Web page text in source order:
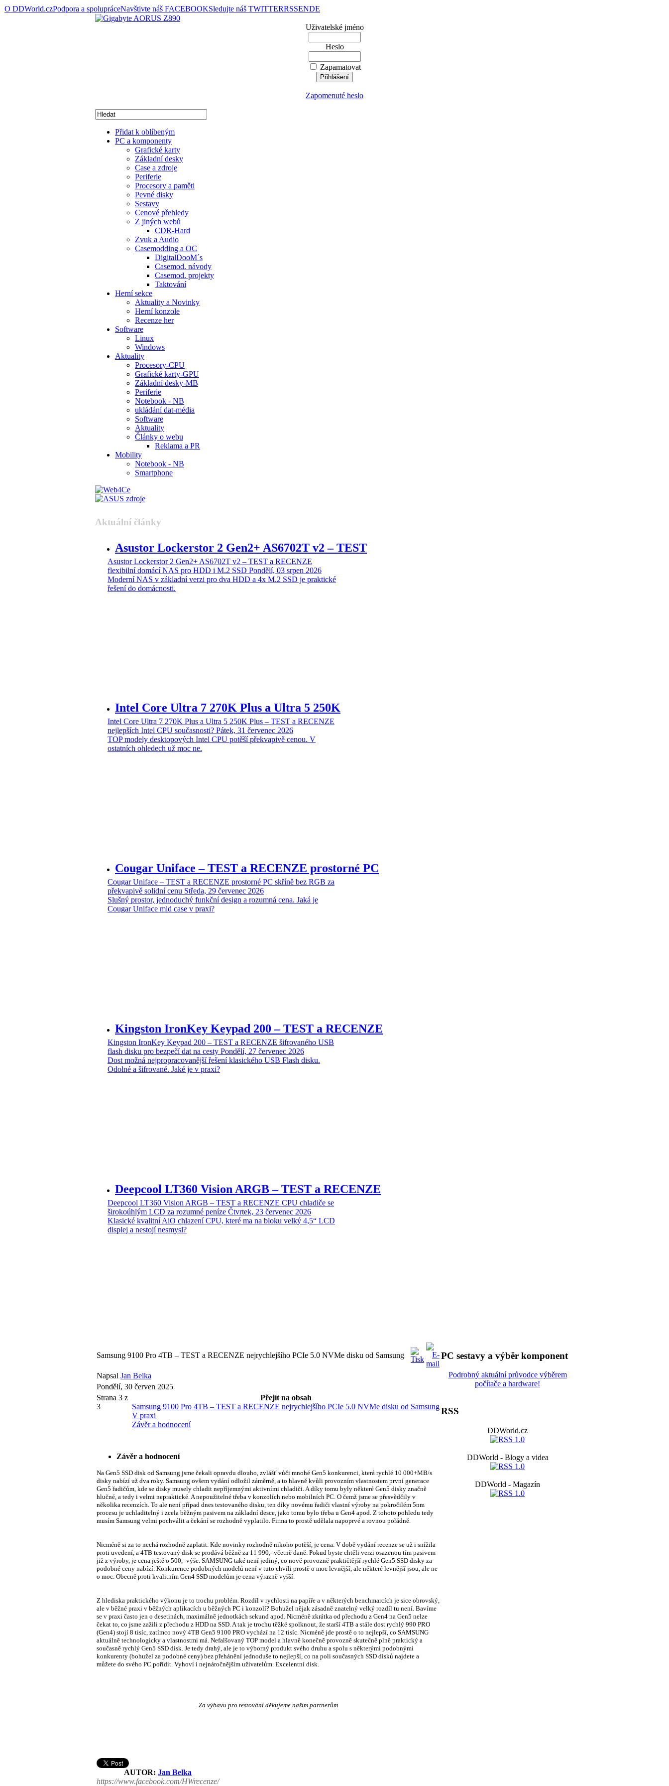
O DDWorld.czPodpora a spolupráceNavštivte náš FACEBOOKSledujte náš TWITTERRSSENDE
Uživatelské jméno
Heslo
Zapamatovat
Zapomenuté heslo
Přidat k oblíbeným
PC a komponenty
Grafické karty
Základní desky
Case a zdroje
Periferie
Procesory a paměti
Pevné disky
Sestavy
Cenové přehledy
Z jiných webů
CDR-Hard
Zvuk a Audio
Casemodding a OC
DigitalDooM´s
Casemod. návody
Casemod. projekty
Taktování
Herní sekce
Aktuality a Novinky
Herní konzole
Recenze her
Software
Linux
Windows
Aktuality
Procesory-CPU
Grafické karty-GPU
Základní desky-MB
Periferie
Notebook - NB
ukládání dat-média
Software
Aktuality
Články o webu
Reklama a PR
Mobility
Notebook - NB
Smartphone
Aktuální články
Asustor Lockerstor 2 Gen2+ AS6702T v2 – TEST
Asustor Lockerstor 2 Gen2+ AS6702T v2 – TEST a RECENZE
flexibilní domácí NAS pro HDD i M.2 SSD Pondělí, 03 srpen 2026
Moderní NAS v základní verzi pro dva HDD a 4x M.2 SSD je praktické
řešení do domácnosti.
Intel Core Ultra 7 270K Plus a Ultra 5 250K
Intel Core Ultra 7 270K Plus a Ultra 5 250K Plus – TEST a RECENZE
nejlepších Intel CPU současnosti? Pátek, 31 červenec 2026
TOP modely desktopových Intel CPU potěší překvapivě cenou. V
ostatních ohledech už moc ne.
Cougar Uniface – TEST a RECENZE prostorné PC
Cougar Uniface – TEST a RECENZE prostorné PC skříně bez RGB za
překvapivě solidní cenu Středa, 29 červenec 2026
Slušný prostor, jednoduchý funkční design a rozumná cena. Jaká je
Cougar Uniface mid case v praxi?
Kingston IronKey Keypad 200 – TEST a RECENZE
Kingston IronKey Keypad 200 – TEST a RECENZE šifrovaného USB
flash disku pro bezpečí dat na cesty Pondělí, 27 červenec 2026
Dost možná nejpropracovanější řešení klasického USB Flash disku.
Odolné a šifrované. Jaké je v praxi?
Deepcool LT360 Vision ARGB – TEST a RECENZE
Deepcool LT360 Vision ARGB – TEST a RECENZE CPU chladiče se
širokoúhlým LCD za rozumné peníze Čtvrtek, 23 červenec 2026
Klasické kvalitní AiO chlazení CPU, které ma na bloku velký 4,5“ LCD
displej a nestojí nesmysl?
Samsung 9100 Pro 4TB – TEST a RECENZE nejrychlejšího PCIe 5.0 NVMe disku od Samsung
Napsal Jan Belka
Pondělí, 30 červen 2025
Přejít na obsah
Samsung 9100 Pro 4TB – TEST a RECENZE nejrychlejšího PCIe 5.0 NVMe disku od Samsung
V praxi
Závěr a hodnocení
Strana 3 z
3
Závěr a hodnocení
Na Gen5 SSD disk od Samsung jsme čekali opravdu dlouho, zvlášť vůči mnohé Gen5 konkurenci, která rychlé 10 000+MB/s
disky nabízí už dva roky. Samsung ovšem vydání odložil záměrně, a to hlavně kvůli provozním vlastnostem první generace
Gen5 řadičům, kde se disky musely chladit nepříjemnými aktivními chladiči. A díky tomu byly některé Gen5 disky značně
hlučné, a tedy i velmi nepraktické. A nepoužitelné třeba v konzolích nebo mobilních PC. O čemž jsme se přesvědčily v
několika recenzích. To ale není případ dnes testovaného disku, ten díky novému řadiči vlastní výroby na pokročilém 5nm
procesu je uchladitelný i zcela běžným pasivem na základní desce, jako tomu bylo třeba u Gen4 apod. Z tohoto pohledu tedy
musím Samsung velmi pochválit a čekání se rozhodně vyplatilo. Firma to prostě udělala napoprvé a rovnou pořádně.
Nicméně si za to nechá rozhodně zaplatit. Kde novinky rozhodně nikoho potěší, je cena. V době vydání recenze se už i snížila
proti uvedení, a 4TB testovaný disk se prodává běžně za 11 990,- včetně daně. Pokud byste chtěli verzi osazenou tím pasivem
již z výroby, je cena ještě o 500,- výše. SAMSUNG také není jediný, co nové provozně praktičtější rychlé Gen5 SSD disky za
podobné ceny nabízí. Konkurence podobných modelů není v tuto chvíli prostě o moc levnější, ale některé levnější jsou, ale ne
o moc. Obecně proti kvalitním Gen4 SSD modelům je cena výrazně vyšší.
Z hlediska praktického výkonu je to trochu problém. Rozdíl v rychlosti na papíře a v některých benchmarcích je sice obrovský,
ale v běžné praxi v běžných aplikacích u běžných PC i konzolí? Bohužel nějak zásadně znatelný velký rozdíl tu není. Bavíme
se v praxi často jen o desetinách, maximálně jednotkách sekund apod. Nicméně zkrátka od přechodu z Gen4 na Gen5 nelze
čekat to, co jsme zažili z přechodu z HDD na SSD. A tak je trochu těžké spolknout, že starší 4TB a stále dost rychlý 990 PRO
(Gen4) stojí 8 tisíc, zatímco nový 4TB Gen5 9100 PRO vychází na 12 tisíc. Nicméně jde prostě o to nejlepší, co SAMSUNG
aktuálně technologicky a vlastnostmi má. Nefalšovaný TOP model a hlavně konečně provozně skutečně plně praktický a
současně rychlý Gen5 SSD disk. Je tedy drahý, ale je to výborný produkt svého druhu a spolu s některými podobnými
konkurenty (bohužel za podobné ceny) bez přehánění jednoduše to nejlepší, co na poli současných SSD disků najdete a
můžete do svého PC pořídit. Vyhoví i nejnáročnějším uživatelům. Excelentní disk.
Za výbavu pro testování děkujeme našim partnerům
AUTOR: Jan Belka
https://www.facebook.com/HWrecenze/
PC sestavy a výběr komponent
Podrobný aktuální průvodce výběrem
počítače a hardware!
RSS
DDWorld.cz
DDWorld - Blogy a videa
DDWorld - Magazín